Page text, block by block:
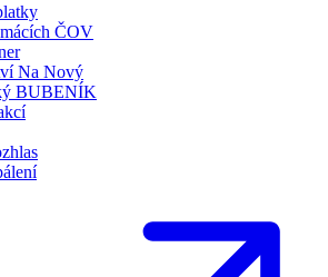
ČOV
Na Nový
BUBENÍK